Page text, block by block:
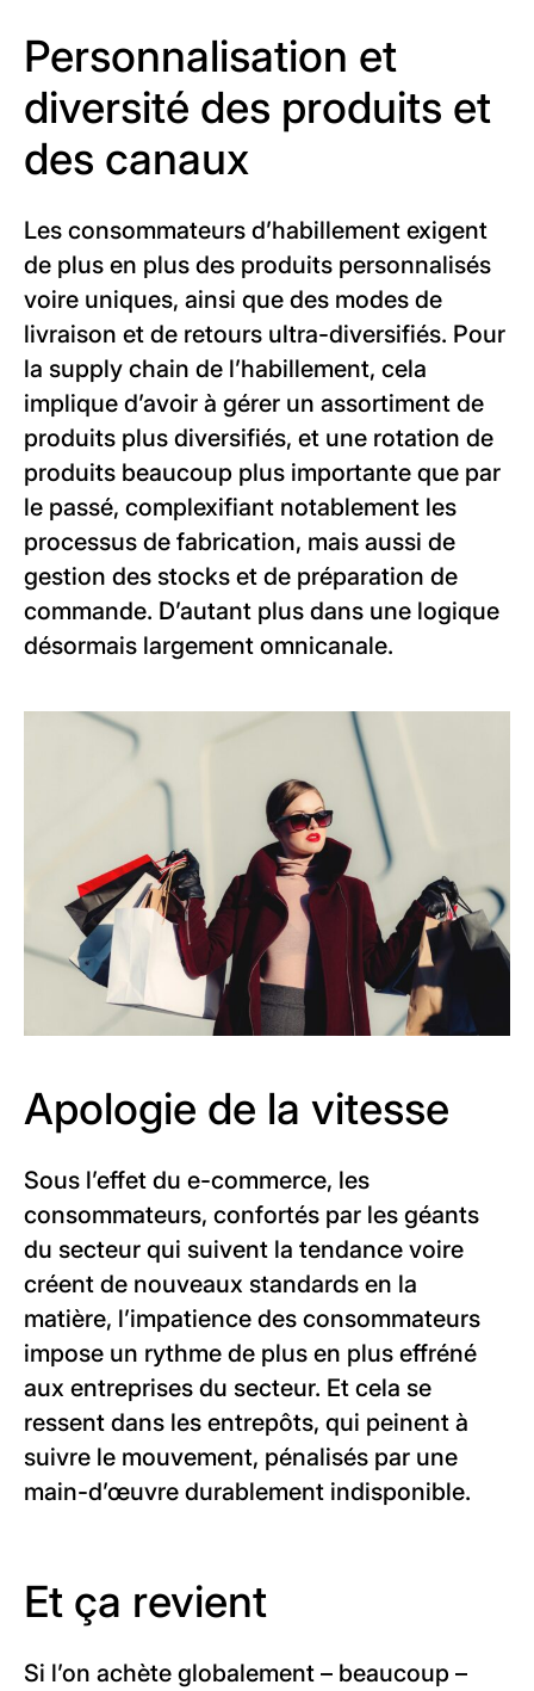
Personnalisation et
diversité des produits et
des canaux
Les consommateurs d’habillement exigent
de plus en plus des produits personnalisés
voire uniques, ainsi que des modes de
livraison et de retours ultra-diversifiés. Pour
la supply chain de l’habillement, cela
implique d’avoir à gérer un assortiment de
produits plus diversifiés, et une rotation de
produits beaucoup plus importante que par
le passé, complexifiant notablement les
processus de fabrication, mais aussi de
gestion des stocks et de préparation de
commande. D’autant plus dans une logique
désormais largement omnicanale.
Apologie de la vitesse
Sous l’effet du e-commerce, les
consommateurs, confortés par les géants
du secteur qui suivent la tendance voire
créent de nouveaux standards en la
matière, l’impatience des consommateurs
impose un rythme de plus en plus effréné
aux entreprises du secteur. Et cela se
ressent dans les entrepôts, qui peinent à
suivre le mouvement, pénalisés par une
main-d’œuvre durablement indisponible.
Et ça revient
Si l’on achète globalement – beaucoup –